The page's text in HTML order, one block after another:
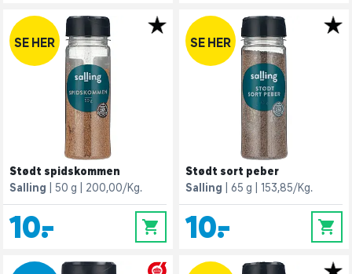
SE HER
Stødt spidskommen
Salling
50 g 200,00/Kg.
10,- 0
SE HER
Stødt sort peber
Salling
65 g 153,85/Kg.
10,- 0